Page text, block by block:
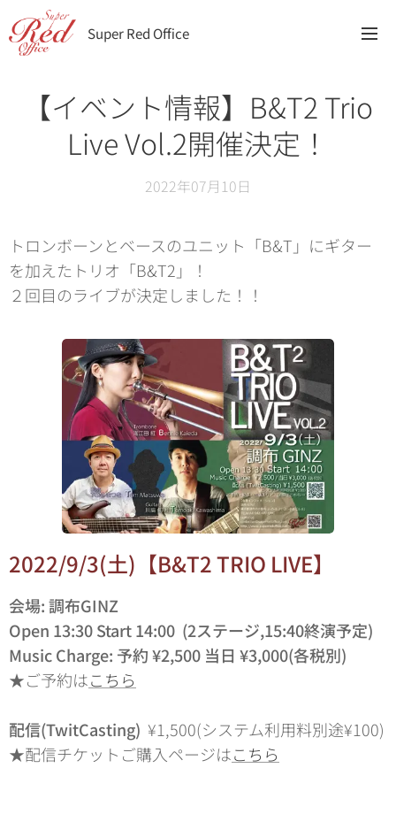
Super Red Office
【イベント情報】B&T2 Trio
Live Vol.2開催決定！
2022年07月10日
トロンボーンとベースのユニット「B&T」にギター
を加えたトリオ「B&T2」！
２回目のライブが決定しました！！
2022/9/3(土)【B&T2 TRIO LIVE】
会場: 調布GINZ
Open 13:30 Start 14:00 (2ステージ,15:40終演予定)
Music Charge: 予約 ¥2,500 当日 ¥3,000(各税別)
★ご予約はこちら
配信(TwitCasting) ¥1,500(システム利用料別途¥100)
★配信チケットご購入ページはこちら